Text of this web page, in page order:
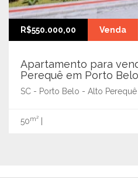
R$550.000,00 Venda
Apartamento para
Perequê em Porto Belo
SC - Porto Belo - Alto Perequê
50m²